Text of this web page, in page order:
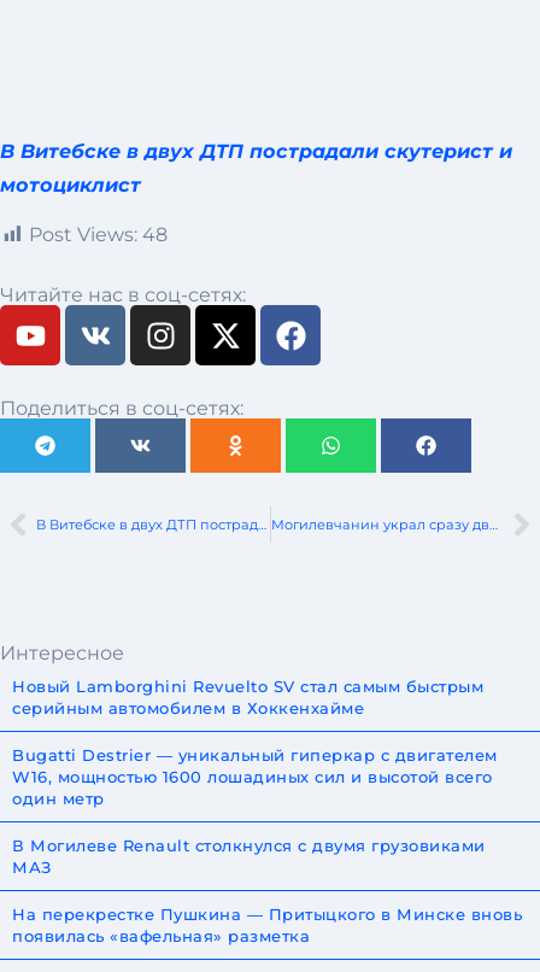
В Витебске в двух ДТП пострадали скутерист и
мотоциклист
Post Views: 48
Читайте нас в соц-сетях:
Поделиться в соц-сетях:
В Витебске в двух ДТП пострадали скутерист и мотоциклист Могилевчанин украл сразу два велосипеда
Интересное
Новый Lamborghini Revuelto SV стал самым быстрым
серийным автомобилем в Хоккенхайме
Bugatti Destrier — уникальный гиперкар с двигателем
W16, мощностью 1600 лошадиных сил и высотой всего
один метр
В Могилеве Renault столкнулся с двумя грузовиками
МАЗ
На перекрестке Пушкина — Притыцкого в Минске вновь
появилась «вафельная» разметка